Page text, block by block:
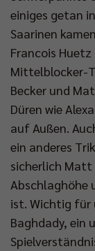
einiges getan
Saarinen
Francois
Mittelblocker-
Becker und
Düren wie
auf Außen.
ein anderes
sicherlich Matt
Abschlaghöhe
ist. Wichtig für
Baghdady, ein